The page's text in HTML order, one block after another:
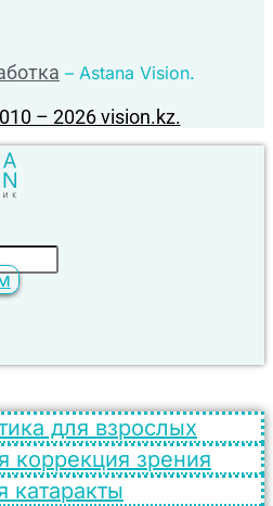
– Astana Vision.
– 2026 vision.kz.
для взрослых
коррекция зрения
катаракты